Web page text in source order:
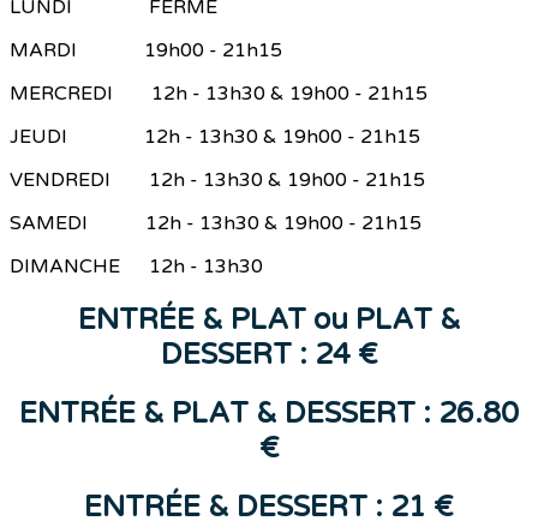
LUNDI FERMÉ
MARDI 19h00 - 21h15
MERCREDI 12h - 13h30 & 19h00 - 21h15
JEUDI 12h - 13h30 & 19h00 - 21h15
VENDREDI 12h - 13h30 & 19h00 - 21h15
SAMEDI 12h - 13h30 & 19h00 - 21h15
DIMANCHE 12h - 13h30
ENTRÉE & PLAT ou PLAT &
DESSERT : 24 €
ENTRÉE & PLAT & DESSERT : 26.80
€
ENTRÉE & DESSERT : 21 €